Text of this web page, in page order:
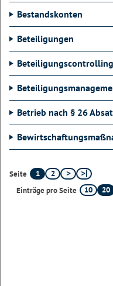
Bestandskonten
Beteiligungen
Beteiligungscontrolling
Betrieb nach § 26
Seite 1
2
Einträge pro Seite
10 20